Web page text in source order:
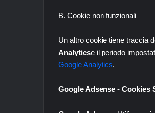
B. Cookie non funzionali
Un altro cookie tiene traccia
Analyticse il periodo
Google Analytics.
Google Adsense - Cookies